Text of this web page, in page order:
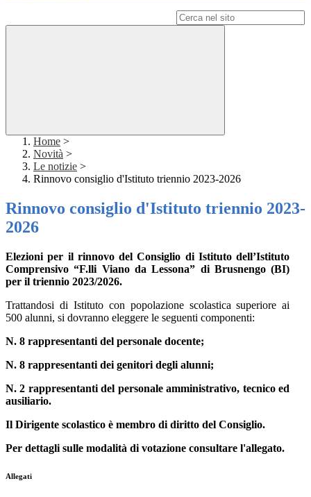
Home >
Novità >
Le notizie >
Rinnovo consiglio d'Istituto triennio 2023-2026
Rinnovo consiglio d'Istituto triennio 2023-
2026
Elezioni per il rinnovo del Consiglio di Istituto dell’Istituto
Comprensivo “F.lli Viano da Lessona” di Brusnengo (BI)
per il triennio 2023/2026.
Trattandosi di Istituto con popolazione scolastica superiore ai
500 alunni, si dovranno eleggere le seguenti componenti:
N. 8 rappresentanti del personale docente;
N. 8 rappresentanti dei genitori degli alunni;
N. 2 rappresentanti del personale amministrativo, tecnico ed
ausiliario.
Il Dirigente scolastico è membro di diritto del Consiglio.
Per dettagli sulle modalità di votazione consultare l'allegato.
Allegati